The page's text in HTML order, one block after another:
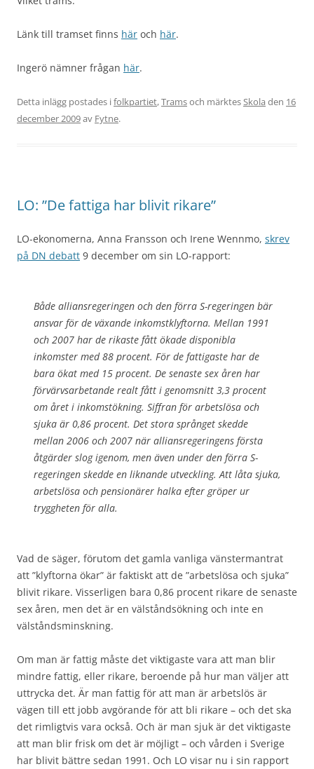
Länk till tramset finns här och här.
Ingerö nämner frågan här.
Detta inlägg postades ifolkpartiet,Tramsoch märktesSkola den 16
december 2009av Fytne.
LO: ”De fattiga har blivit rikare”
LO-ekonomerna, Anna Fransson och Irene Wennmo, skrev
på DN debatt 9 december om sin LO-rapport:
Både alliansregeringen och den förra S-regeringen bär
ansvar för de växande inkomstklyftorna. Mellan 1991
och 2007 har de rikaste fått ökade disponibla
inkomster med 88 procent. För de fattigaste har de
bara ökat med 15 procent. De senaste sex åren har
förvärvsarbetande realt fått i genomsnitt 3,3 procent
om året i inkomstökning. Siffran för arbetslösa och
sjuka är 0,86 procent. Det stora språnget skedde
mellan 2006 och 2007 när alliansregeringens första
åtgärder slog igenom, men även under den förra S-
regeringen skedde en liknande utveckling. Att låta sjuka,
arbetslösa och pensionärer halka efter gröper ur
tryggheten för alla.
Vad de säger, förutom det gamla vanliga vänstermantrat
att ”klyftorna ökar” är faktiskt att de ”arbetslösa och sjuka”
blivit rikare. Visserligen bara 0,86 procent rikare de senaste
sex åren, men det är en välståndsökning och inte en
välståndsminskning.
Om man är fattig måste det viktigaste vara att man blir
mindre fattig, eller rikare, beroende på hur man väljer att
uttrycka det. Är man fattig för att man är arbetslös är
vägen till ett jobb avgörande för att bli rikare – och det ska
det rimligtvis vara också. Och är man sjuk är det viktigaste
att man blir frisk om det är möjligt – och vården i Sverige
har blivit bättre sedan 1991. Och LO visar nu i sin rapport